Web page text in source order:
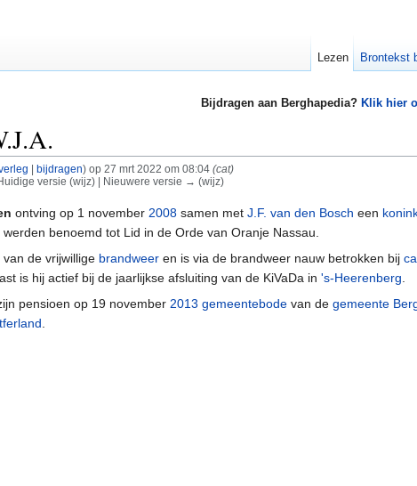
Bijdragen aan Berghapedia? Klik hier
bijdragen)op 27 mrt 2022 om 08:04 (cat)
versie (wijz) | Nieuwere versie → (wijz)
ontving op 1 november 2008 samen met J.F. van den Bosch een
werden benoemd tot Lid in de Orde van Oranje Nassau.
van de vrijwillige brandweer en is via de brandweer nauw betrokken bij
is hij actief bij de jaarlijkse afsluiting van de KiVaDa in 's-Heerenberg
pensioen op 19 november 2013 gemeentebode van de gemeente
Lezen Brontekst